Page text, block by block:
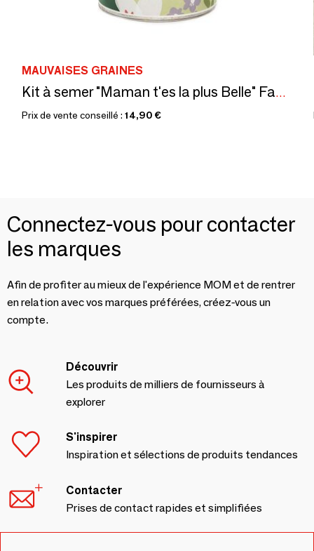
MAUVAISES GRAINES
Kit à semer "Maman t'es la plus Belle" Fabriqué en France
Prix de vente conseillé : 14,90 €
Connectez-vous pour contacter
les marques
Afin de profiter au mieux de l'expérience MOM et de rentrer
en relation avec vos marques préférées, créez-vous un
compte.
Découvrir
Les produits de milliers de fournisseurs à
explorer
S'inspirer
Inspiration et sélections de produits tendances
Contacter
Prises de contact rapides et simplifiées